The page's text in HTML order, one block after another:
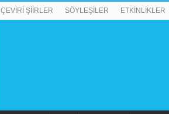
ÇEVİRİ ŞİİRLER SÖYLEŞİLER ETKİNLİKLER